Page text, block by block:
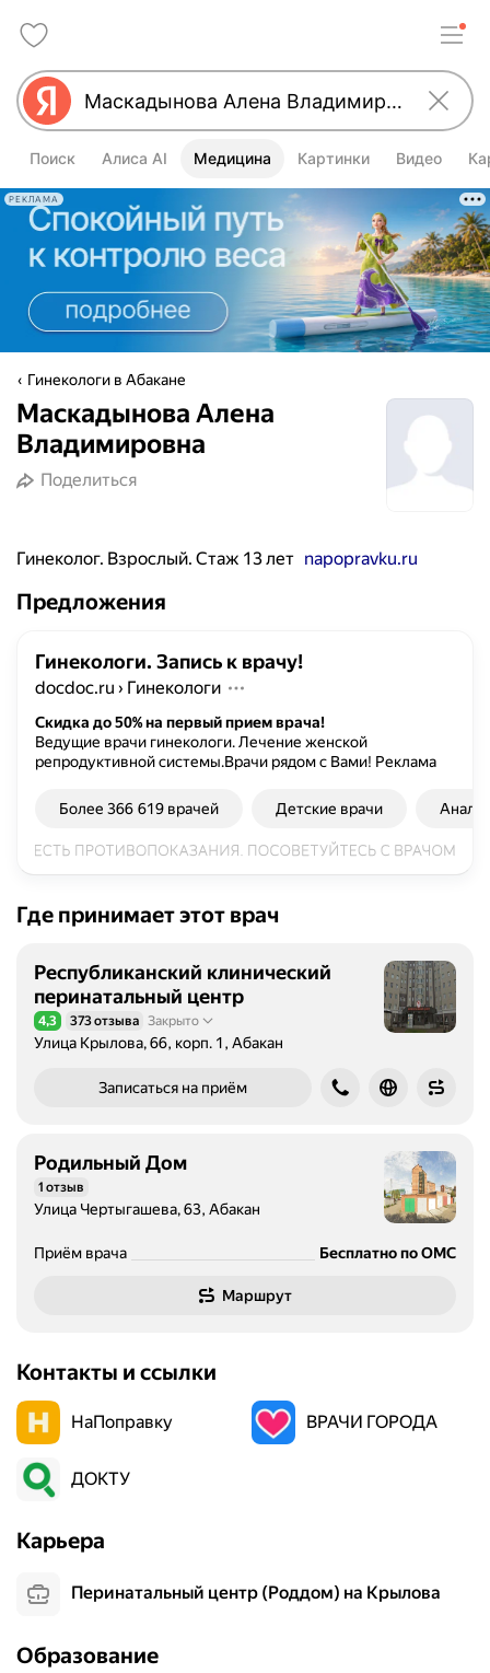
Поиск Алиса AI Медицина Картинки Видео
РЕКЛАМА
Гинекологи в Абакане
Маскадынова Алена
Владимировна
Поделиться
Гинеколог. Взрослый. Стаж 13 лет napopravku.ru
Предложения
Гинекологи. Запись к врачу!
docdoc.ru › Гинекологи
Скидка до 50% на первый прием врача!
Ведущие врачи гинекологи. Лечение женской
репродуктивной системы.Врачи рядом с Вами! Реклама
Более 366 619 врачей Детские врачи
Где принимает этот врач
Республиканский клинический
перинатальный центр
Рейтинг 4,3 из 5
4,3 373 отзыва Закрыто
Улица Крылова, 66, корп. 1, Абакан
Записаться на приём
Родильный Дом
1 отзыв
Улица Чертыгашева, 63, Абакан
Приём врача Бесплатно по ОМС
Маршрут
Контакты и ссылки
НаПоправку ВРАЧИ ГОРОДА
ДОКТУ
Карьера
Перинатальный центр (Роддом) на Крылова
Образование